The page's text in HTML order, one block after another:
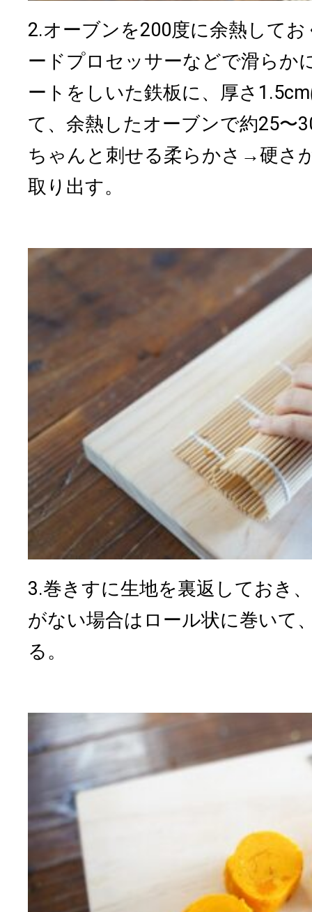
2.オーブンを200度に余熱して
ードプロセッサーなどで滑らか
ートをしいた鉄板に、厚さ
て、余熱したオーブンで約25〜
ちゃんと刺せる柔らかさ→硬さ
取り出す。
3.巻きすに生地を裏返しておき
がない場合はロール状に巻いて
る。